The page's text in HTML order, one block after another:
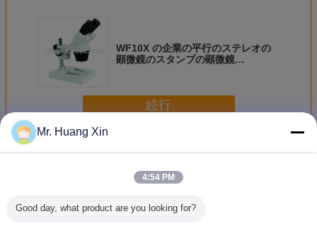
WF10X の企業の平行のステレオの
顕微鏡のスタンプの顕微鏡
続行
多くステレオの光学顕微鏡
Mr. Huang Xin
4:54 PM
Good day, what product are you looking for?